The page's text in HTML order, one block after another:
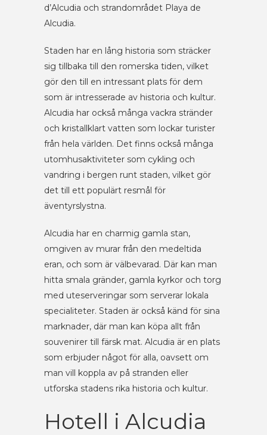
d’Alcudia och strandområdet Playa de
Alcudia.
Staden har en lång historia som sträcker
sig tillbaka till den romerska tiden, vilket
gör den till en intressant plats för dem
som är intresserade av historia och kultur.
Alcudia har också många vackra stränder
och kristallklart vatten som lockar turister
från hela världen. Det finns också många
utomhusaktiviteter som cykling och
vandring i bergen runt staden, vilket gör
det till ett populärt resmål för
äventyrslystna.
Alcudia har en charmig gamla stan,
omgiven av murar från den medeltida
eran, och som är välbevarad. Där kan man
hitta smala gränder, gamla kyrkor och torg
med uteserveringar som serverar lokala
specialiteter. Staden är också känd för sina
marknader, där man kan köpa allt från
souvenirer till färsk mat. Alcudia är en plats
som erbjuder något för alla, oavsett om
man vill koppla av på stranden eller
utforska stadens rika historia och kultur.
Hotell i Alcudia